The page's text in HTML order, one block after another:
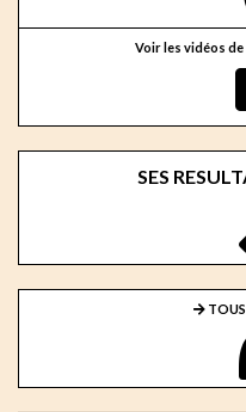
Voir les vidéos
SES
TOUS